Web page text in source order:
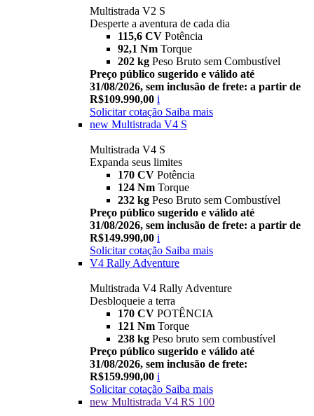
Multistrada V2 S
Desperte a aventura de cada dia
115,6 CV Potência
92,1 Nm Torque
202 kg Peso Bruto sem Combustível
Preço público sugerido e válido até
31/08/2026, sem inclusão de frete: a partir de
R$109.990,00 i
Solicitar cotação Saiba mais
new Multistrada V4 S
Multistrada V4 S
Expanda seus limites
170 CV Potência
124 Nm Torque
232 kg Peso Bruto sem Combustível
Preço público sugerido e válido até
31/08/2026, sem inclusão de frete: a partir de
R$149.990,00 i
Solicitar cotação Saiba mais
V4 Rally Adventure
Multistrada V4 Rally Adventure
Desbloqueie a terra
170 CV POTÊNCIA
121 Nm Torque
238 kg Peso bruto sem combustível
Preço público sugerido e válido até
31/08/2026, sem inclusão de frete:
R$159.990,00 i
Solicitar cotação Saiba mais
new Multistrada V4 RS 100